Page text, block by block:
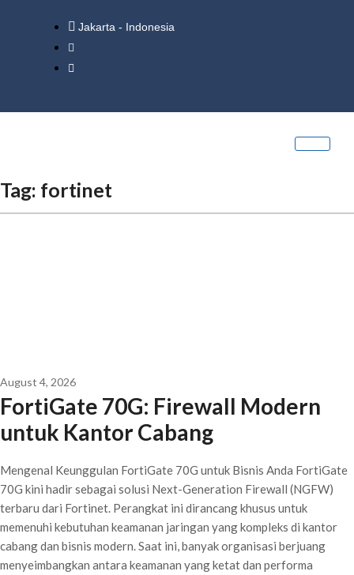
Jakarta - Indonesia
Tag: fortinet
August 4, 2026
FortiGate 70G: Firewall Modern
untuk Kantor Cabang
Mengenal Keunggulan FortiGate 70G untuk Bisnis Anda FortiGate
70G kini hadir sebagai solusi Next-Generation Firewall (NGFW)
terbaru dari Fortinet. Perangkat ini dirancang khusus untuk
memenuhi kebutuhan keamanan jaringan yang kompleks di kantor
cabang dan bisnis modern. Saat ini, banyak organisasi berjuang
menyeimbangkan antara keamanan yang ketat dan performa